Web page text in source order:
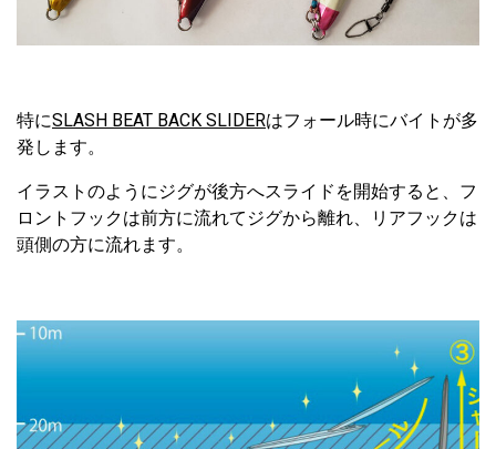
特にSLASH BEAT BACK SLIDERはフォール時にバイトが多
発します。
イラストのようにジグが後方へスライドを開始すると、フ
ロントフックは前方に流れてジグから離れ、リアフックは
頭側の方に流れます。